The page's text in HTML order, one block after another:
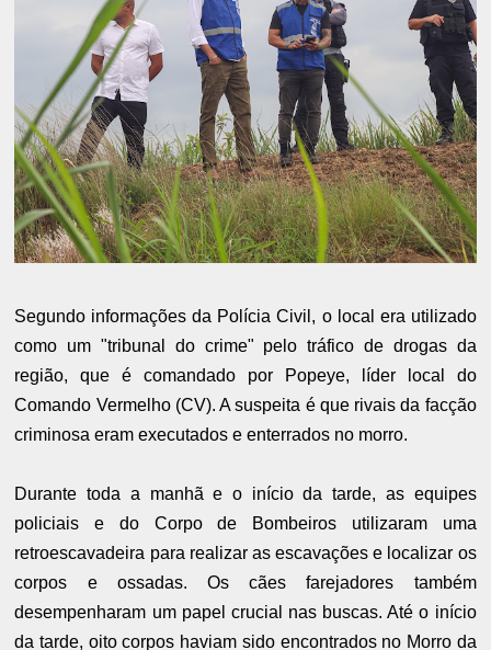
Segundo informações da Polícia Civil, o local era utilizado
como um "tribunal do crime" pelo tráfico de drogas da
região, que é comandado por Popeye, líder local do
Comando Vermelho (CV). A suspeita é que rivais da facção
criminosa eram executados e enterrados no morro.
Durante toda a manhã e o início da tarde, as equipes
policiais e do Corpo de Bombeiros utilizaram uma
retroescavadeira para realizar as escavações e localizar os
corpos e ossadas. Os cães farejadores também
desempenharam um papel crucial nas buscas. Até o início
da tarde, oito corpos haviam sido encontrados no Morro da